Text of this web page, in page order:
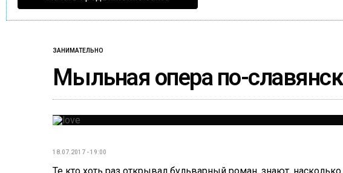
ЗАНИМАТЕЛЬНО
Мыльная опера по-
18.07.2017 - 19:00